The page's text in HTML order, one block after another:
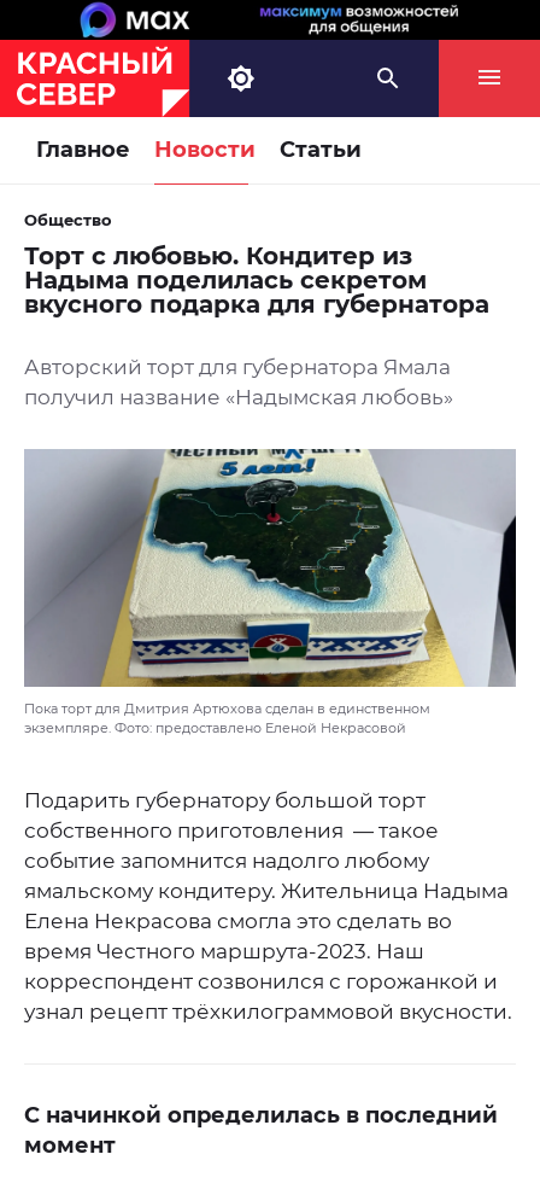
Главное Новости Статьи
Общество
Торт с любовью. Кондитер из
Надыма поделилась секретом
вкусного подарка для губернатора
Авторский торт для губернатора Ямала
получил название «Надымская любовь»
Пока торт для Дмитрия Артюхова сделан в единственном
экземпляре. Фото: предоставлено Еленой Некрасовой
Подарить губернатору большой торт
собственного приготовления — такое
событие запомнится надолго любому
ямальскому кондитеру. Жительница Надыма
Елена Некрасова смогла это сделать во
время Честного маршрута-2023. Наш
корреспондент созвонился с горожанкой и
узнал рецепт трёхкилограммовой вкусности.
С начинкой определилась в последний
момент